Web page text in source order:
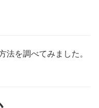
を調べてみました。